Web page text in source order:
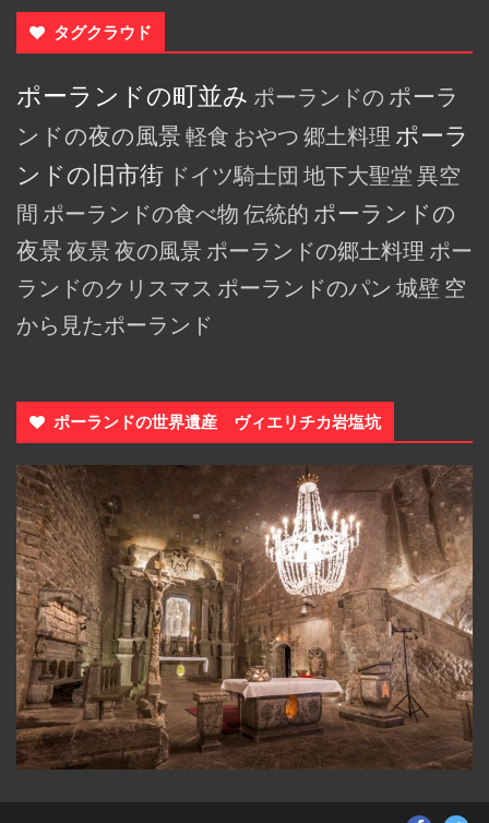
タグクラウド
ポーランドの町並み ポーランドの ポーラ
ンドの夜の風景 軽食 おやつ 郷土料理 ポーラ
ンドの旧市街 ドイツ騎士団 地下大聖堂 異空
間 ポーランドの食べ物 伝統的 ポーランドの
夜景 夜景 夜の風景 ポーランドの郷土料理 ポー
ランドのクリスマス ポーランドのパン 城壁 空
から見たポーランド
ポーランドの世界遺産 ヴィエリチカ岩塩坑